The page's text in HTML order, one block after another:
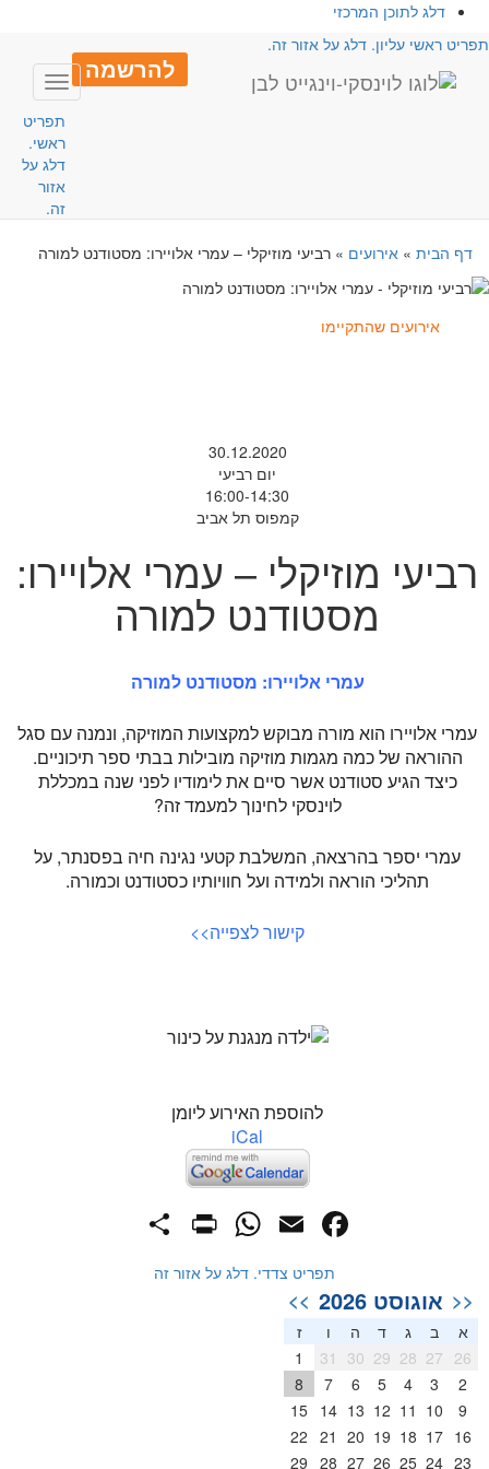
דלג לתוכן המרכזי
ראשי עליון. דלג על אזור זה.
להרשמה
Toggle
תפריט
ראשי.
דלג על
אזור
זה.
דף הבית» אירועים» רביעי מוזיקלי – עמרי אלויירו: מסטודנט למורה
אירועים שהתקיימו
30.12.2020
יום רביעי
16:00-14:30
קמפוס תל אביב
רביעי מוזיקלי – עמרי אלויירו:
מסטודנט למורה
עמרי אלויירו: מסטודנט למורה
עמרי אלויירו הוא מורה מבוקש למקצועות המוזיקה, ונמנה עם סגל
ההוראה של כמה מגמות מוזיקה מובילות בבתי ספר תיכוניים.
כיצד הגיע סטודנט אשר סיים את לימודיו לפני שנה במכללת
לוינסקי לחינוך למעמד זה?
עמרי יספר בהרצאה, המשלבת קטעי נגינה חיה בפסנתר, על
תהליכי הוראה ולמידה ועל חוויותיו כסטודנט וכמורה.
קישור לצפייה>>
להוספת האירוע ליומן
iCal
Facebook
Email
WhatsApp
תפריט צדדי. דלג על אזור זה
<< אוגוסט 2026 >>
א ב ג ד ה
ז
26
27
28
29
30
31
2
3
4
5
6
7
8
9
10
11
12
13
14
15
16
17
18
19
20
21
22
23
24
25
26
27
28
29